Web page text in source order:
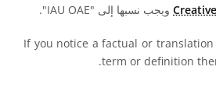
ويجب نسبها إلى "IAU OAE".
If you notice a factual or
term or definition
.